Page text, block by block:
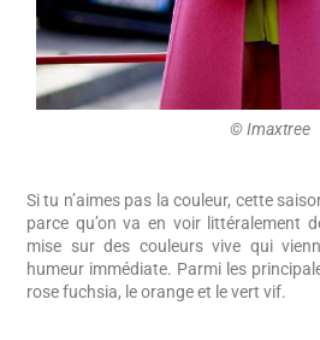
© Imaxtree
Si tu n’aimes pas la couleur, cette
parce qu’on va en voir littéralement
mise sur des couleurs vive qui
humeur immédiate. Parmi les
rose fuchsia, le orange et le vert vif.